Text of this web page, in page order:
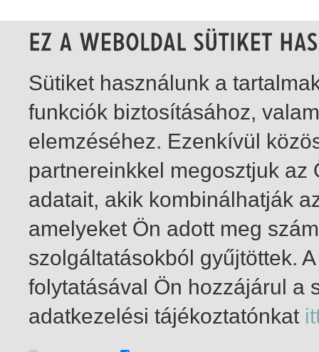
1-12 / összesen 12 találat
Sütiket használunk a
funkciók biztosításához,
elemzéséhez. Ezenkívül
partnereinkkel megosztjuk
adatait, akik kombinálhatják
amelyeket Ön adott meg
szolgáltatásokból gyűjtöttek.
folytatásával Ön hozzájárul a
adatkezelési tájékoztatónkat